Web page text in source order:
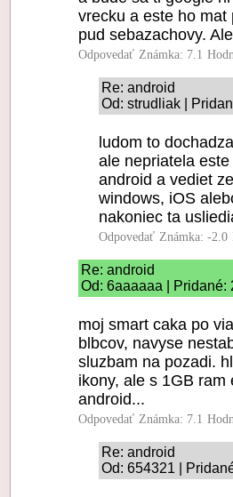
vrecku a este ho
pud sebazachovy.
Odpovedať Známka: 7.1
Re: android
Od: strudliak |
ludom to
ale nepriatela
android a vediet
windows, iOS
nakoniec ta
Odpovedať Známka: -2.0
Re: android
Od: 6aaaaaa | Pridané:
moj smart caka po
blbcov, navyse
sluzbam na pozadi.
ikony, ale s 1GB
android...
Odpovedať Známka: 7.1
Re: android
Od: 654321 |